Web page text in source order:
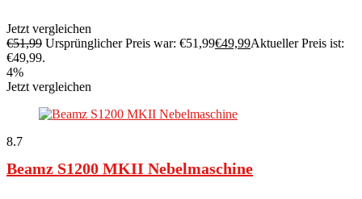
Jetzt vergleichen
€51,99 Ursprünglicher Preis war: €51,99€49,99Aktueller Preis ist:
€49,99.
4%
Jetzt vergleichen
8.7
Beamz S1200 MKII Nebelmaschine